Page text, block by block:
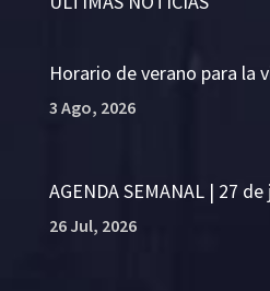
Horario de verano para la
3 Ago, 2026
AGENDA SEMANAL | 27
26 Jul, 2026